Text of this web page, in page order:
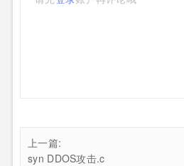
上一篇:
syn DDOS攻击.c